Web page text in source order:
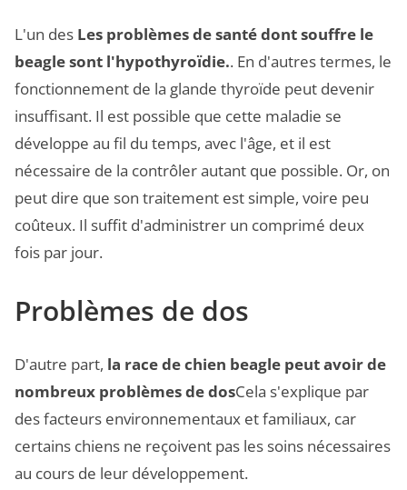
L'un des Les problèmes de santé dont souffre le
beagle sont l'hypothyroïdie.. En d'autres termes, le
fonctionnement de la glande thyroïde peut devenir
insuffisant. Il est possible que cette maladie se
développe au fil du temps, avec l'âge, et il est
nécessaire de la contrôler autant que possible. Or, on
peut dire que son traitement est simple, voire peu
coûteux. Il suffit d'administrer un comprimé deux
fois par jour.
Problèmes de dos
D'autre part, la race de chien beagle peut avoir de
nombreux problèmes de dosCela s'explique par
des facteurs environnementaux et familiaux, car
certains chiens ne reçoivent pas les soins nécessaires
au cours de leur développement.